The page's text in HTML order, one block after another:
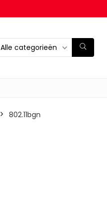
Alle categorieën
‎802.11bgn